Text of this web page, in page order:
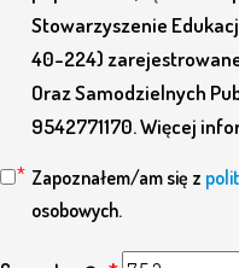
Stowarzyszenie
40-224)
Oraz Samodzielnych
9542771170. Więcej
Zapoznałem/am się z
osobowych.